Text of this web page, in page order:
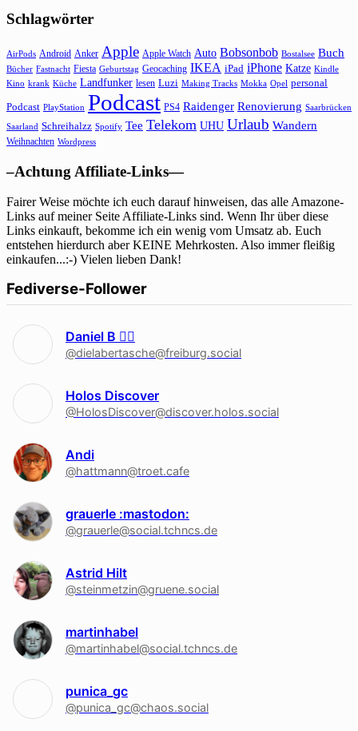
Schlagwörter
AirPods Android Anker Apple Apple Watch Auto Bobsonbob Bostalsee Buch
Bücher Fastnacht Fiesta Geburtstag Geocaching IKEA iPad iPhone Katze Kindle
Kino krank Küche Landfunker lesen Luzi Making Tracks Mokka Opel personal
Podcast PlayStation Podcast PS4 Raidenger Renovierung Saarbrücken
Saarland Schreihalzz Spotify Tee Telekom UHU Urlaub Wandern
Weihnachten Wordpress
–Achtung Affiliate-Links—
Fairer Weise möchte ich euch darauf hinweisen, das alle Amazone-
Links auf meiner Seite Affiliate-Links sind. Wenn Ihr über diese
Links einkauft, bekomme ich ein wenig vom Umsatz ab. Euch
entstehen hierdurch aber KEINE Mehrkosten. Also immer fleißig
einkaufen...:-) Vielen lieben Dank!
Fediverse-Follower
Daniel B 🏳‍🌈
@dielabertasche@freiburg.social
Holos Discover
@HolosDiscover@discover.holos.social
Andi
@hattmann@troet.cafe
grauerle :mastodon:
@grauerle@social.tchncs.de
Astrid Hilt
@steinmetzin@gruene.social
martinhabel
@martinhabel@social.tchncs.de
punica_gc
@punica_gc@chaos.social